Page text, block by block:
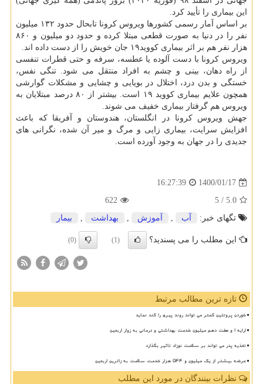
این بیماری را تأیید کرد.
بر اساس آمار رسمی کشورها ویروس کرونا تابحال حدود ۱۳۲ میلیون
نفر را در دنیا به صورت قطعی مبتلا کرده و حدود دو میلیون و ۸۶۰
هزار نفر هم بر اثر بیماری کووید۱۹ جان خویش را از دست داده اند.
ویروس کرونا با دست آلوده یا عطسه، سرفه و حتی قطرات تنفسی
از راه دهان، بینی و چشم به افراد منتقل می شود. تنگی نفس،
خستگی و بدن درد، اختلال در بویایی و چشایی و مشکلات گوارشی
همچون علایم بیماری کووید ۱۹ است. بیشتر از ۸۰ درصد مبتلایان به
ویروس هم گرفتار بیماری خفیف می شوند.
جهش ویروس کرونا در انگلستان، هندوستان و آفریقا که باعث
افزایش سرایت، بیماری زایی و مرگ و میر آن شده، نگرانی های
جدیدی را در جهان به وجود آورده است.
1400/01/17
16:27:39
5.0
/ 5
622
تگهای خبر:
آب , آموزش , بهداشت , بیمار
این مطلب را می پسندید؟ (1)
(0)
تازه ترین مطالب مرتبط
خوردن پروتئین کمتر می تواند روند پیری را کند نماید
ارایه ۱ و هفت دهم میلیون خدمت بهداشتی و درمانی به زوار اربعین
تغذیه پدر می تواند بر سلامت نوزاد تاثیر بگذارد
عرضه بیشتر از یک میلیون و ۵۴۴ هزار خدمت سلامت به زائرین اربعین
نظرات بینندگان در مورد این مطلب